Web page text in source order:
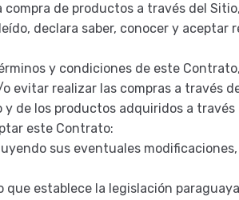
de productos a través del
declara saber, conocer y
y condiciones de este
evitar realizar las compras a través
de los productos adquiridos a través
este Contrato:
sus eventuales
establece la legislación